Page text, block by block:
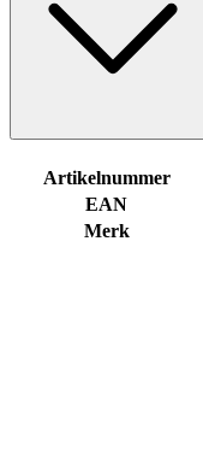
Artikelnummer
EAN
Merk